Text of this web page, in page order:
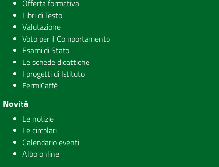
Offerta formativa
Libri di Testo
Valutazione
Voto per il Comportamento
Esami di Stato
Le schede didattiche
I progetti di Istituto
FermiCaffè
Novità
Le notizie
Le circolari
Calendario eventi
Albo online